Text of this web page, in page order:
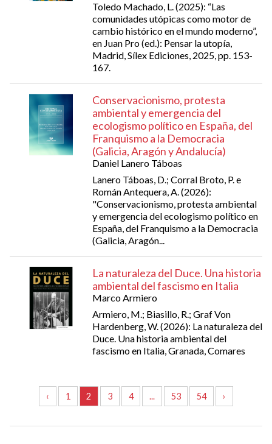
Toledo Machado, L. (2025): “Las
comunidades utópicas como motor de
cambio histórico en el mundo moderno”,
en Juan Pro (ed.): Pensar la utopía,
Madrid, Sílex Ediciones, 2025, pp. 153-
167.
Conservacionismo, protesta
ambiental y emergencia del
ecologismo político en España, del
Franquismo a la Democracia
(Galicia, Aragón y Andalucía)
Daniel Lanero Táboas
Lanero Táboas, D.; Corral Broto, P. e
Román Antequera, A. (2026):
"Conservacionismo, protesta ambiental
y emergencia del ecologismo político en
España, del Franquismo a la Democracia
(Galicia, Aragón...
La naturaleza del Duce. Una historia
ambiental del fascismo en Italia
Marco Armiero
Armiero, M.; Biasillo, R.; Graf Von
Hardenberg, W. (2026): La naturaleza del
Duce. Una historia ambiental del
fascismo en Italia, Granada, Comares
‹ 1 2 3 4 ... 53 54 ›